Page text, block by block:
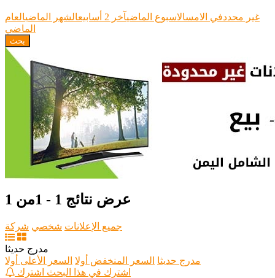
غير محددفي الامسالاسبوع الماضيآخر 2 أسابيع الشهر الماضيالعام
الماضي
بحث
عرض نتائج 1 - 1من 1
جميع الإعلانات شخصي شركة
مدرج حديثا
مدرج حديثا السعر المنخفض أولا السعر الأعلى أولا
اشترك في هذا البحث اشترك